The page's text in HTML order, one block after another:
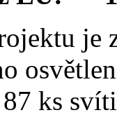
je
ks